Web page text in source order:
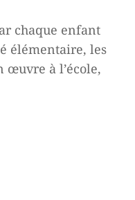
chaque enfant
élémentaire, les
œuvre à l’école,